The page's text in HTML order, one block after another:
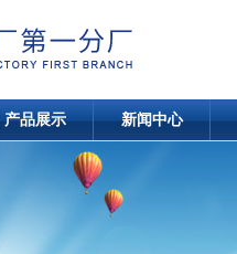
产品展示 新闻中心